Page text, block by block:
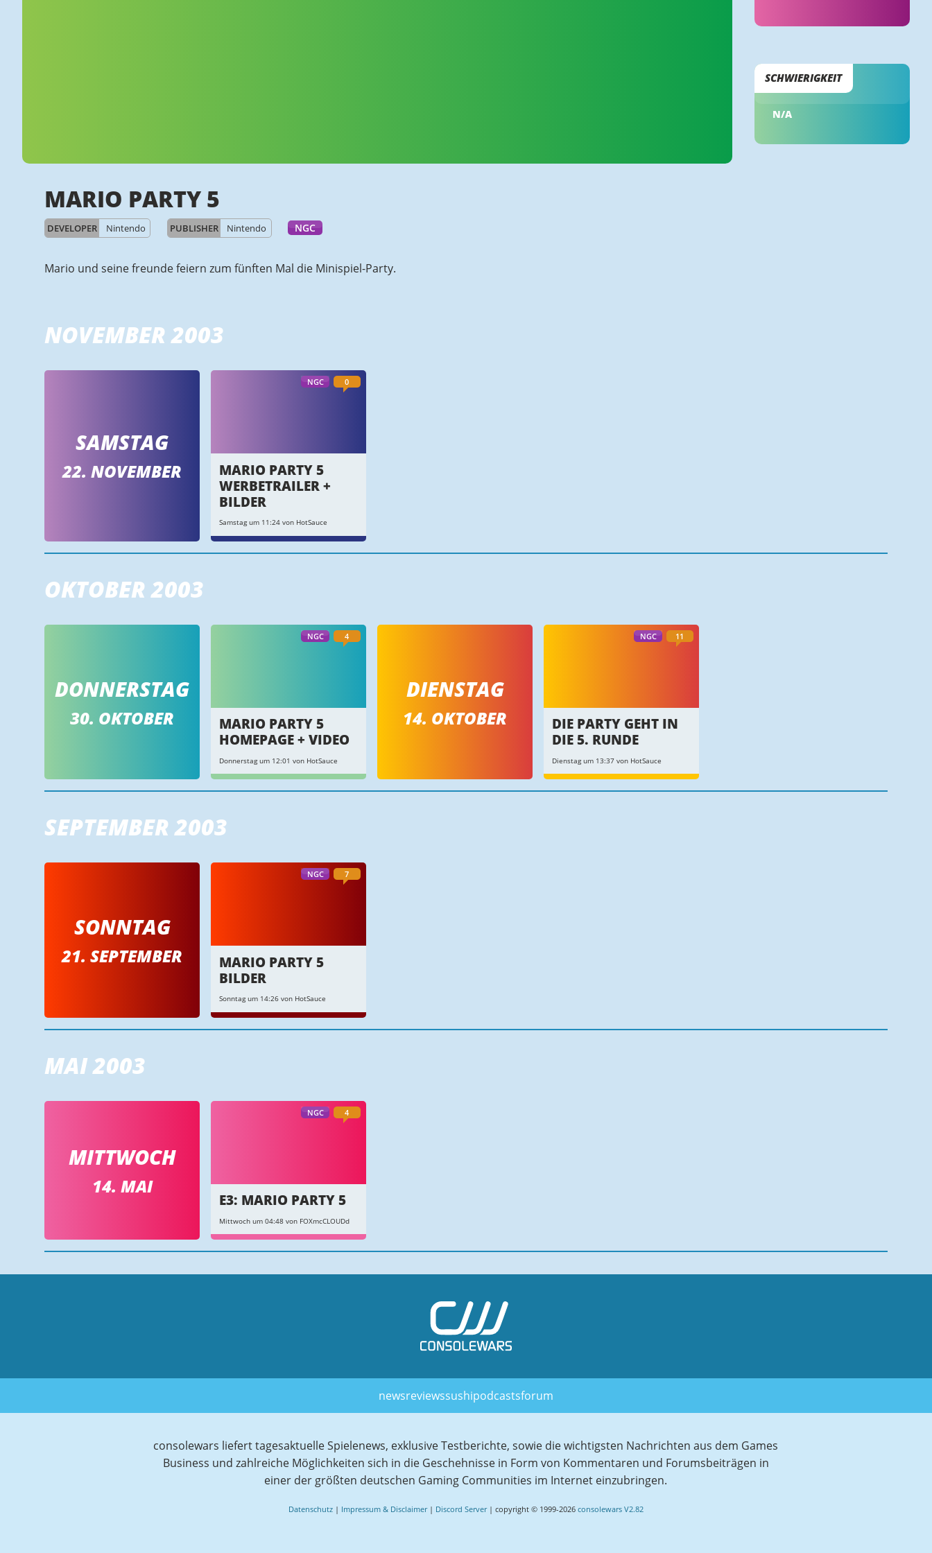
SCHWIERIGKEIT
N/A
MARIO PARTY 5
DEVELOPER Nintendo PUBLISHER Nintendo NGC
Mario und seine freunde feiern zum fünften Mal die Minispiel-Party.
NOVEMBER 2003
SAMSTAG
22. NOVEMBER
NGC 0
MARIO PARTY 5
WERBETRAILER +
BILDER
Samstag um 11:24 von HotSauce
OKTOBER 2003
DONNERSTAG
30. OKTOBER
NGC 4
MARIO PARTY 5
HOMEPAGE + VIDEO
Donnerstag um 12:01 von HotSauce
DIENSTAG
14. OKTOBER
NGC 11
DIE PARTY GEHT IN
DIE 5. RUNDE
Dienstag um 13:37 von HotSauce
SEPTEMBER 2003
SONNTAG
21. SEPTEMBER
NGC 7
MARIO PARTY 5
BILDER
Sonntag um 14:26 von HotSauce
MAI 2003
MITTWOCH
14. MAI
NGC 4
E3: MARIO PARTY 5
Mittwoch um 04:48 von FOXmcCLOUDd
newsreviewssushipodcastsforum
consolewars liefert tagesaktuelle Spielenews, exklusive Testberichte, sowie die wichtigsten Nachrichten aus dem Games
Business und zahlreiche Möglichkeiten sich in die Geschehnisse in Form von Kommentaren und Forumsbeiträgen in
einer der größten deutschen Gaming Communities im Internet einzubringen.
Datenschutz| Impressum & Disclaimer| Discord Server| copyright © 1999-2026 consolewars V2.82